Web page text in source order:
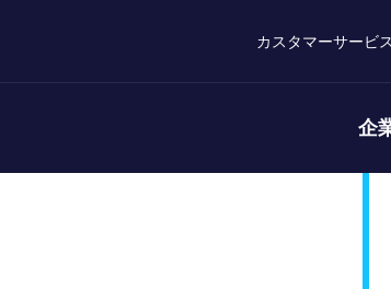
カスタマーサービス
企